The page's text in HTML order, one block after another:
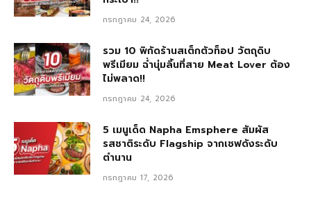
กรกฎาคม 24, 2026
รวม 10 พิกัดร้านสเต็กตัวท็อป วัตถุดิบ
พรีเมียม ฉ่ำนุ่มลิ้นที่สาย Meat Lover ต้อง
ไม่พลาด!!
กรกฎาคม 24, 2026
5 เมนูเด็ด Napha Emsphere สัมผัส
รสชาติระดับ Flagship จากเชฟดังระดับ
ตำนาน
กรกฎาคม 17, 2026